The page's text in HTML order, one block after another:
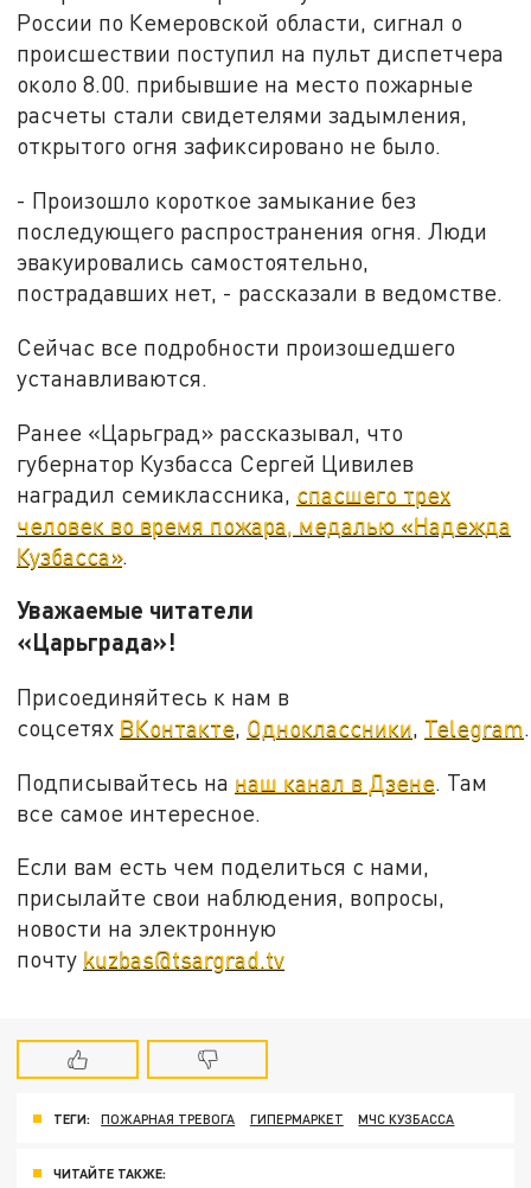
России по Кемеровской области, сигнал о
происшествии поступил на пульт диспетчера
около 8.00. прибывшие на место пожарные
расчеты стали свидетелями задымления,
открытого огня зафиксировано не было.
- Произошло короткое замыкание без
последующего распространения огня. Люди
эвакуировались самостоятельно,
пострадавших нет, - рассказали в ведомстве.
Сейчас все подробности произошедшего
устанавливаются.
Ранее «Царьград» рассказывал, что
губернатор Кузбасса Сергей Цивилев
наградил семиклассника, спасшего трех
человек во время пожара, медалью «Надежда
Кузбасса».
Уважаемые читатели
«Царьграда»!
Присоединяйтесь к нам в
соцсетях ВКонтакте, Одноклассники, Telegram.
Подписывайтесь на наш канал в Дзене . Там
все самое интересное.
Если вам есть чем поделиться с нами,
присылайте свои наблюдения, вопросы,
новости на электронную
почту kuzbas@tsargrad.tv
ТЕГИ: ПОЖАРНАЯ ТРЕВОГА ГИПЕРМАРКЕТ МЧС КУЗБАССА
ЧИТАЙТЕ ТАКЖЕ: